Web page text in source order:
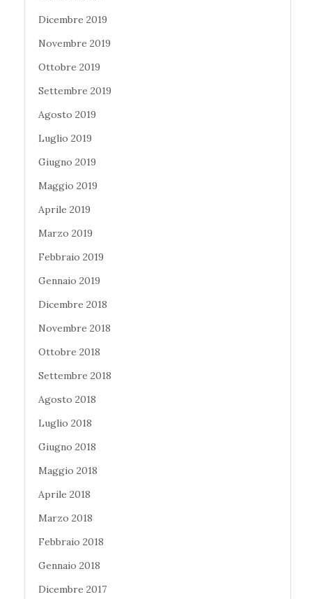
Dicembre 2019
Novembre 2019
Ottobre 2019
Settembre 2019
Agosto 2019
Luglio 2019
Giugno 2019
Maggio 2019
Aprile 2019
Marzo 2019
Febbraio 2019
Gennaio 2019
Dicembre 2018
Novembre 2018
Ottobre 2018
Settembre 2018
Agosto 2018
Luglio 2018
Giugno 2018
Maggio 2018
Aprile 2018
Marzo 2018
Febbraio 2018
Gennaio 2018
Dicembre 2017